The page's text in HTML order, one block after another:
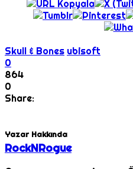
Skull & Bones ubisoft
0
864
0
Share:
Yazar Hakkında
RockNRogue